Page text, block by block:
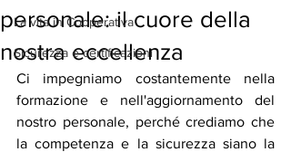
La vita in Cooperativa
Sicurezza e certificazioni
personale: il cuore della
nostra eccellenza
Ci impegniamo costantemente nella
formazione e nell'aggiornamento del
nostro personale, perché crediamo che
la competenza e la sicurezza siano la